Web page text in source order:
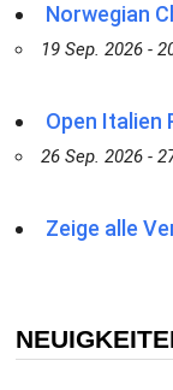
Norwegian
19 Sep. 2026 -
Open Italien
26 Sep. 2026 -
Zeige alle